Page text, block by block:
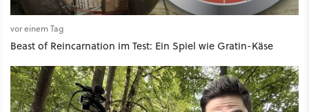
vor einem Tag
Beast of Reincarnation im Test: Ein Spiel wie Gratin-Käse